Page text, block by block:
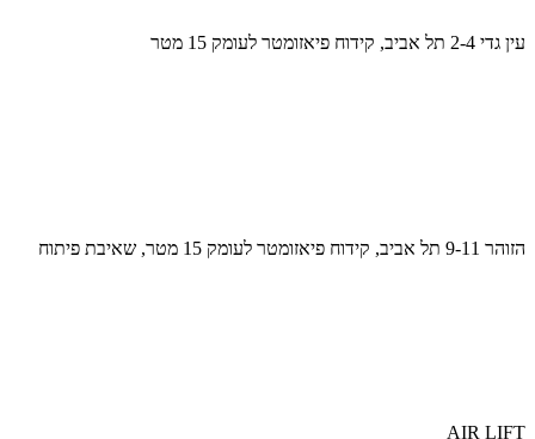
עין גדי 2-4 תל אביב, קידוח פיאזומטר לעומק 15 מטר
הזוהר 9-11 תל אביב, קידוח פיאזומטר לעומק 15 מטר, שאיבת פיתוח
AIR LIFT